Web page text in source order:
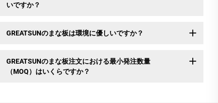
いですか？
GREATSUNのまな板は環境に優しいですか？
GREATSUNのまな板注文における最小発注数量
（MOQ）はいくらですか？